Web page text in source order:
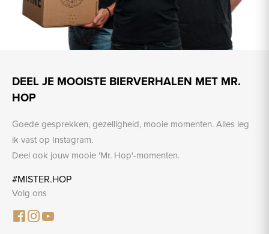
DEEL JE MOOISTE BIERVERHALEN MET MR.
HOP
Goede gesprekken, gezelligheid, mooie momenten. Alles leg
ik vast op Instagram.
Deel ook jouw mooie 'Mr. Hop'-momenten.
#MISTER.HOP
Volg ons